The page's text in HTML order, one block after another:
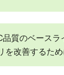
品質のベース
を改善するた